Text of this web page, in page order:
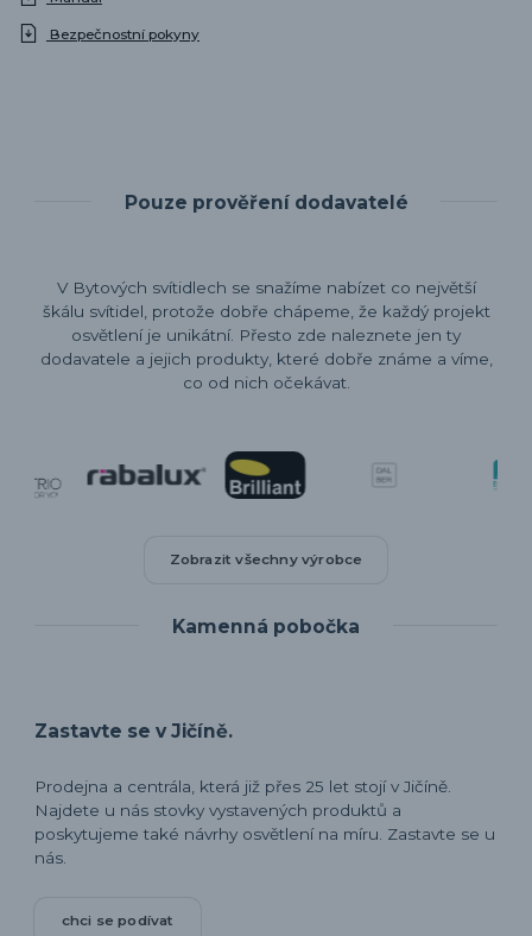
Bezpečnostní pokyny
Pouze prověření dodavatelé
V Bytových svítidlech se snažíme nabízet co největší
škálu svítidel, protože dobře chápeme, že každý projekt
osvětlení je unikátní. Přesto zde naleznete jen ty
dodavatele a jejich produkty, které dobře známe a víme,
co od nich očekávat.
Zobrazit všechny výrobce
Kamenná pobočka
Zastavte se v Jičíně.
Prodejna a centrála, která již přes 25 let stojí v Jičíně.
Najdete u nás stovky vystavených produktů a
poskytujeme také návrhy osvětlení na míru. Zastavte se u
nás.
chci se podívat